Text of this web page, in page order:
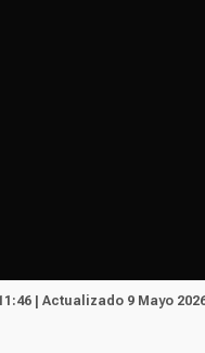
| Actualizado 9 Mayo